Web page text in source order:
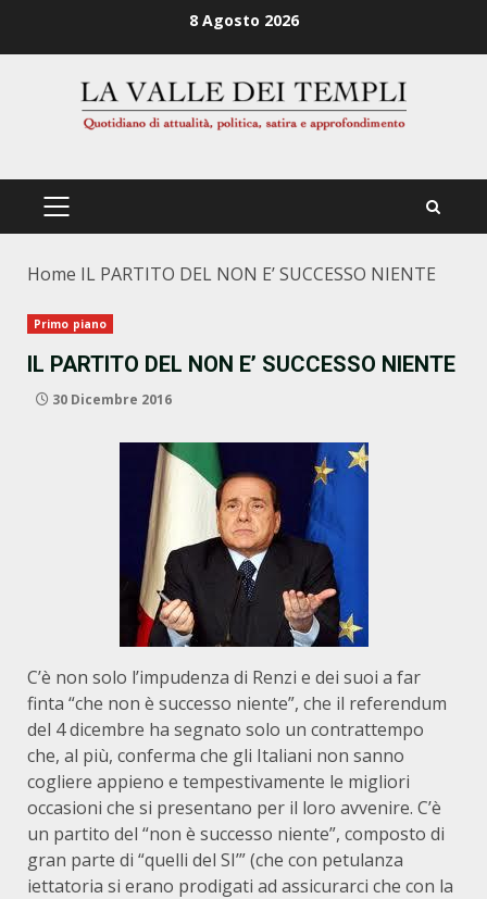
8 Agosto 2026
PRIMÄRES
Home IL PARTITO DEL NON E’ SUCCESSO NIENTE
Primo piano
IL PARTITO DEL NON E’ SUCCESSO NIENTE
30 Dicembre 2016
C’è non solo l’impudenza di Renzi e dei suoi a far
finta “che non è successo niente”, che il referendum
del 4 dicembre ha segnato solo un contrattempo
che, al più, conferma che gli Italiani non sanno
cogliere appieno e tempestivamente le migliori
occasioni che si presentano per il loro avvenire. C’è
un partito del “non è successo niente”, composto di
gran parte di “quelli del SI’” (che con petulanza
iettatoria si erano prodigati ad assicurarci che con la